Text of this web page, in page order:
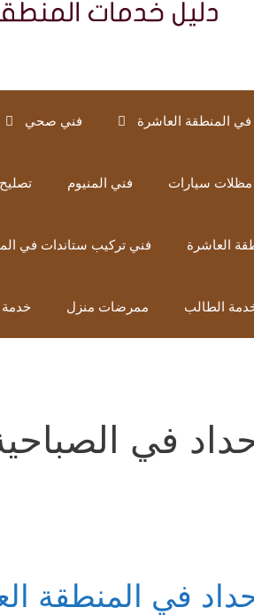
المنطقة العاشرة فني صحي
سيارات فني المنيوم
العاشرة فني تركيب ستاندات في
الطالب ممرضات منزل
في
في المنطقة